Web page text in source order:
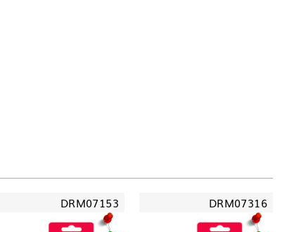
DRM07153 DRM07316